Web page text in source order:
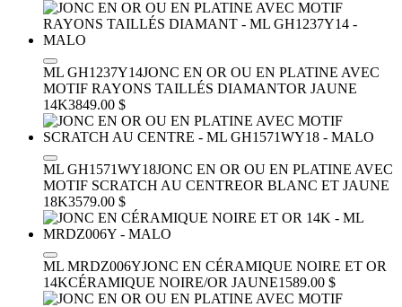
ML GH1237Y14JONC EN OR OU EN PLATINE AVEC
MOTIF RAYONS TAILLÉS DIAMANTOR JAUNE
14K3849.00 $
ML GH1571WY18JONC EN OR OU EN PLATINE AVEC
MOTIF SCRATCH AU CENTREOR BLANC ET JAUNE
18K3579.00 $
ML MRDZ006YJONC EN CÉRAMIQUE NOIRE ET OR
14KCÉRAMIQUE NOIRE/OR JAUNE1589.00 $